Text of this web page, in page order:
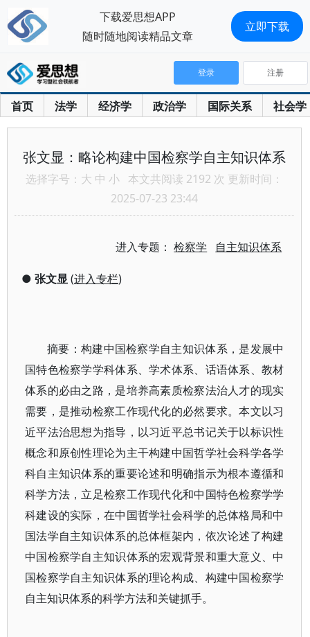
首页 法学 经济学 政治学 国际关系 社会学
登录 注册
张文显：略论构建中国检察学自主知识体系
选择字号： 大 中 小 本文共阅读 2192 次 更新时间：
2025-07-23 23:44
进入专题：检察学 自主知识体系
● 张文显(进入专栏)
摘要：构建中国检察学自主知识体系，是发展中
国特色检察学学科体系、学术体系、话语体系、教材
体系的必由之路，是培养高素质检察法治人才的现实
需要，是推动检察工作现代化的必然要求。本文以习
近平法治思想为指导，以习近平总书记关于以标识性
概念和原创性理论为主干构建中国哲学社会科学各学
科自主知识体系的重要论述和明确指示为根本遵循和
科学方法，立足检察工作现代化和中国特色检察学学
科建设的实际，在中国哲学社会科学的总体格局和中
国法学自主知识体系的总体框架内，依次论述了构建
中国检察学自主知识体系的宏观背景和重大意义、中
国检察学自主知识体系的理论构成、构建中国检察学
自主知识体系的科学方法和关键抓手。
下载爱思想APP
随时随地阅读精品文章
立即下载